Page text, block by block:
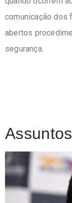
comunicação dos
abertos
segurança.